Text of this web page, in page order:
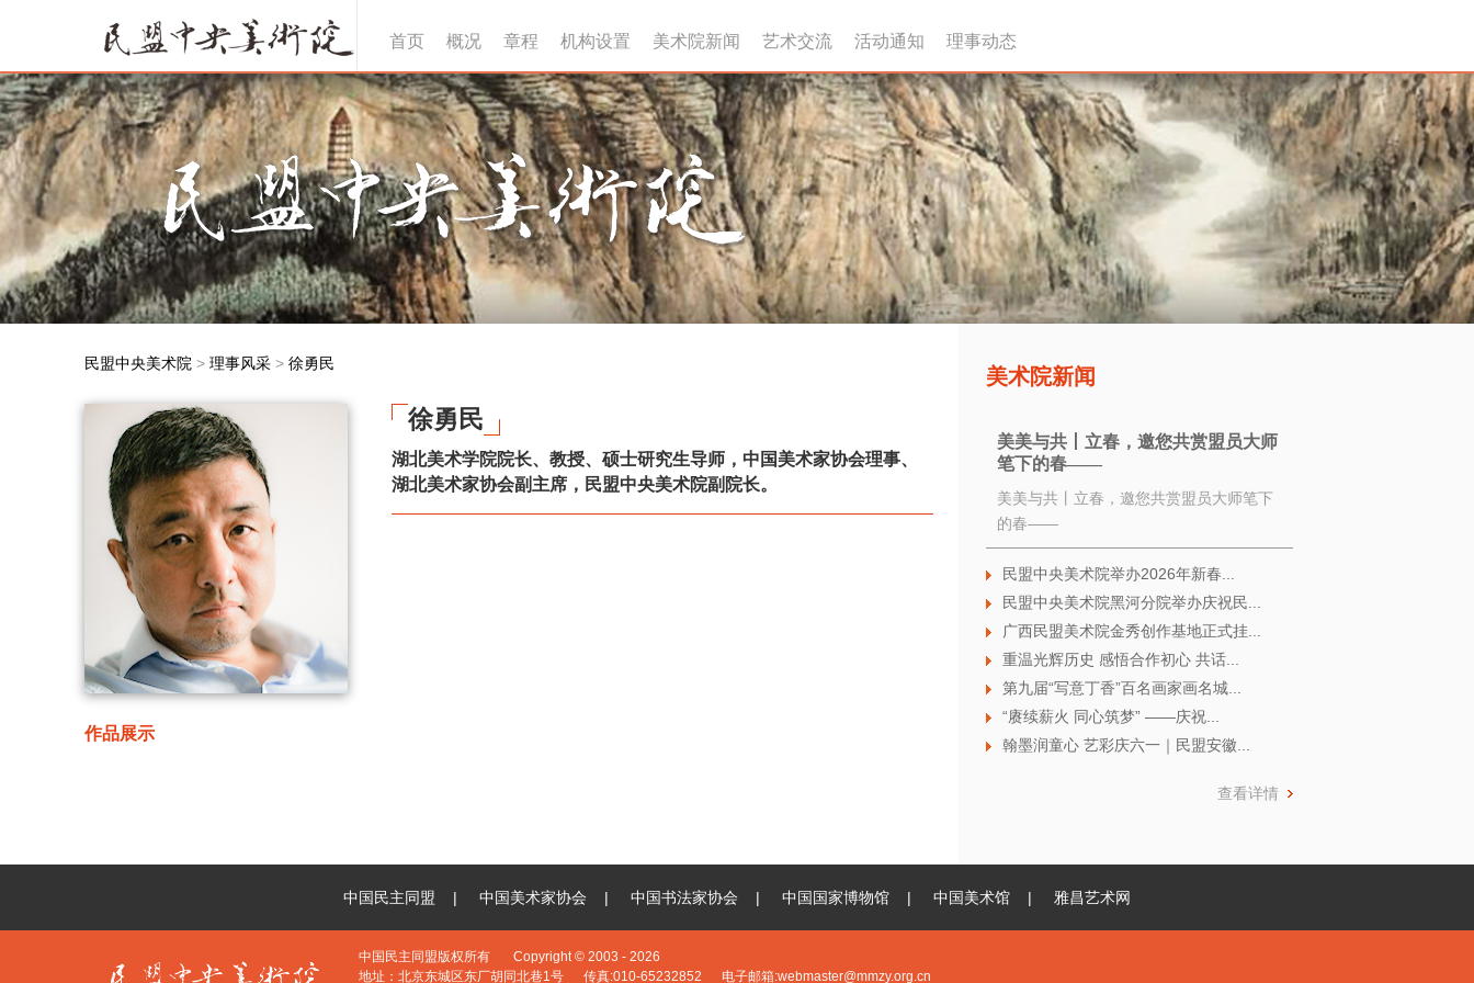
首页 概况 章程 机构设置 美术院新闻 艺术交流 活动通知 理事动态
民盟中央美术院 > 理事风采> 徐勇民
徐勇民
湖北美术学院院长、教授、硕士研究生导师，中国美术家协会理事、
湖北美术家协会副主席，民盟中央美术院副院长。
作品展示
美术院新闻
美美与共丨立春，邀您共赏盟员大师
笔下的春——
美美与共丨立春，邀您共赏盟员大师笔下
的春——
民盟中央美术院举办2026年新春...
民盟中央美术院黑河分院举办庆祝民...
广西民盟美术院金秀创作基地正式挂...
重温光辉历史 感悟合作初心 共话...
第九届“写意丁香”百名画家画名城...
“赓续薪火 同心筑梦” ——庆祝...
翰墨润童心 艺彩庆六一｜民盟安徽...
查看详情
中国民主同盟 | 中国美术家协会 | 中国书法家协会 | 中国国家博物馆 | 中国美术馆 | 雅昌艺术网
中国民主同盟版权所有 Copyright © 2003 - 2026
地址：北京东城区东厂胡同北巷1号 传真:010-65232852 电子邮箱:webmaster@mmzy.org.cn